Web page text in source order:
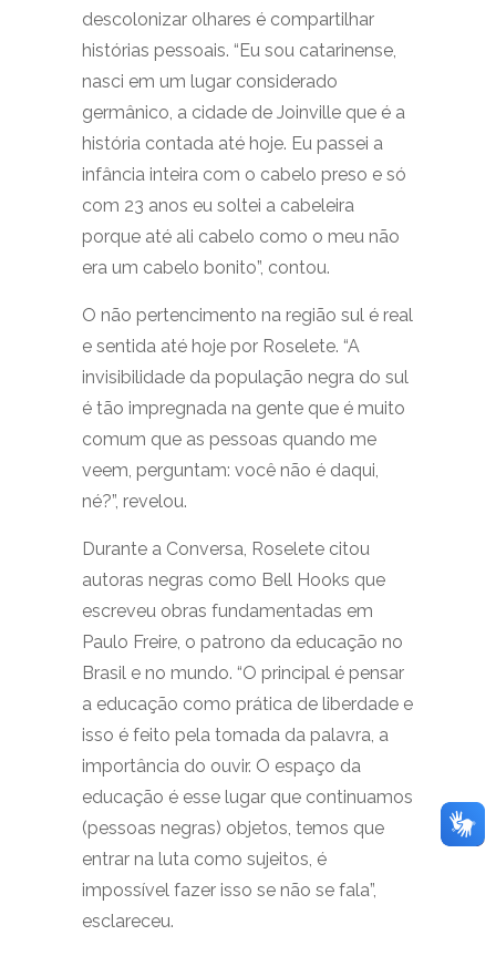
descolonizar olhares é compartilhar
histórias pessoais. “Eu sou catarinense,
nasci em um lugar considerado
germânico, a cidade de Joinville que é a
história contada até hoje. Eu passei a
infância inteira com o cabelo preso e só
com 23 anos eu soltei a cabeleira
porque até ali cabelo como o meu não
era um cabelo bonito”, contou.
O não pertencimento na região sul é real
e sentida até hoje por Roselete. “A
invisibilidade da população negra do sul
é tão impregnada na gente que é muito
comum que as pessoas quando me
veem, perguntam: você não é daqui,
né?”, revelou.
Durante a Conversa, Roselete citou
autoras negras como Bell Hooks que
escreveu obras fundamentadas em
Paulo Freire, o patrono da educação no
Brasil e no mundo. “O principal é pensar
a educação como prática de liberdade e
isso é feito pela tomada da palavra, a
importância do ouvir. O espaço da
educação é esse lugar que continuamos
(pessoas negras) objetos, temos que
entrar na luta como sujeitos, é
impossível fazer isso se não se fala”,
esclareceu.